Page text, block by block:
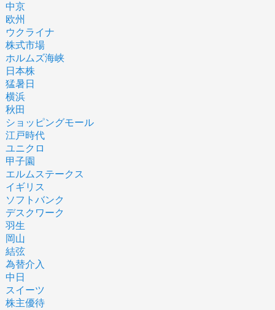
中京
欧州
ウクライナ
株式市場
ホルムズ海峡
日本株
猛暑日
横浜
秋田
ショッピングモール
江戸時代
ユニクロ
甲子園
エルムステークス
イギリス
ソフトバンク
デスクワーク
羽生
岡山
結弦
為替介入
中日
スイーツ
株主優待